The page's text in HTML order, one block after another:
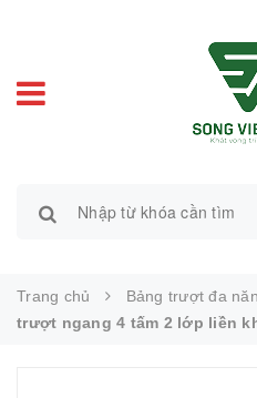
Trang chủ Bảng trượt đa
trượt ngang 4 tấm 2 lớp liền